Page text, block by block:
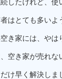
続したけれど、
はとても多いよ
き家には、やは
空き家が売れな
け早く解決しま